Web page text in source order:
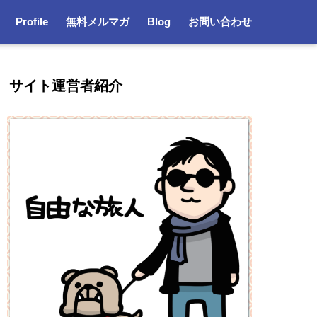
Profile 無料メルマガ Blog お問い合わせ
サイト運営者紹介